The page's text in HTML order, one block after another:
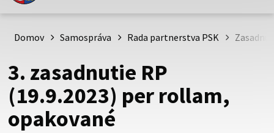
Toto je oficiálna webová stránka Prešovského
psk.sk.
Buďte pozorní a vždy sa uistite, že zdieľate informácie iba
cez zabezpečenú webovú stránku. Zabezpečená stránka
vždy začína https:// pred názvom domény webového sídla.
Domov Samospráva Rada partnerstva PSK
3. zasadnutie RP
(19.9.2023) per rollam,
opakované